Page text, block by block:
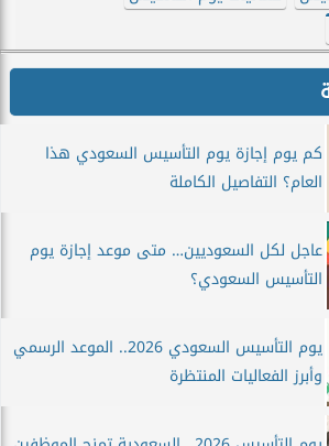
كم يوم إجازة يوم التأسيس السعودي هذا
العام؟ التفاصيل الكاملة
عاجل لكل السعوديين… متى موعد إجازة يوم
التأسيس السعودي؟
يوم التأسيس السعودي 2026.. الموعد الرسمي
وأبرز الفعاليات المنتظرة